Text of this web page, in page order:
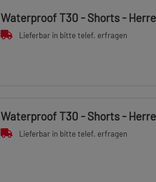
Waterproof T30 - Shorts -
Lieferbar in bitte telef. erfragen
Waterproof T30 - Shorts -
Lieferbar in bitte telef. erfragen